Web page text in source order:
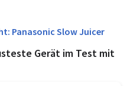
Panasonic Slow Juicer
Gerät im Test mit